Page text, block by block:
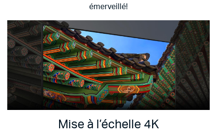
émerveillé!
Mise à l’échelle 4K